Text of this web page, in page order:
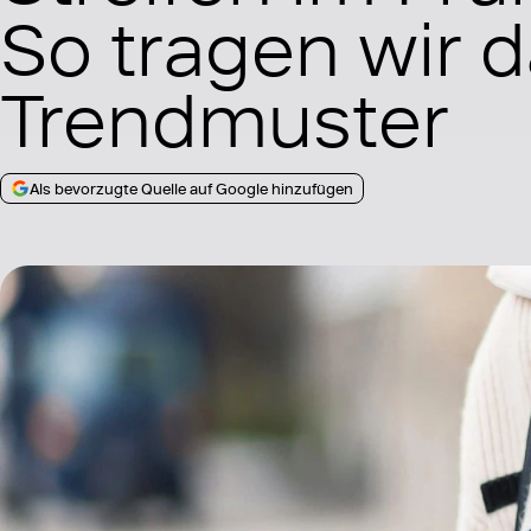
So tragen wir
Trendmuster
Als bevorzugte Quelle auf Google hinzufügen